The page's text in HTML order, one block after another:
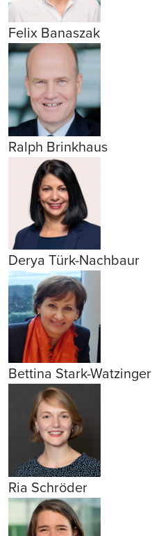
Felix Banaszak
Ralph Brinkhaus
Derya Türk-Nachbaur
Bettina Stark-Watzinger
Ria Schröder